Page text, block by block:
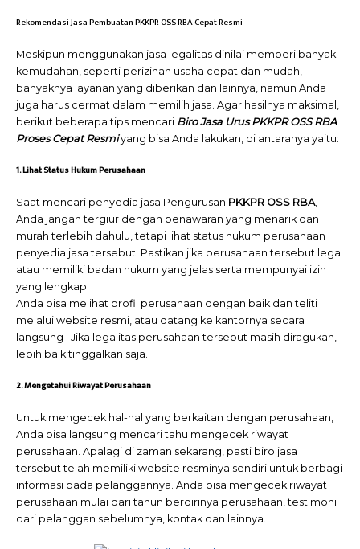
Rekomendasi Jasa Pembuatan PKKPR OSS RBA Cepat Resmi
Meskipun menggunakan jasa legalitas dinilai memberi banyak
kemudahan, seperti perizinan usaha cepat dan mudah,
banyaknya layanan yang diberikan dan lainnya, namun Anda
juga harus cermat dalam memilih jasa. Agar hasilnya maksimal,
berikut beberapa tips mencari Biro Jasa Urus PKKPR OSS RBA
Proses Cepat Resmi yang bisa Anda lakukan, di antaranya yaitu:
1. Lihat Status Hukum Perusahaan
Saat mencari penyedia jasa Pengurusan PKKPR OSS RBA,
Anda jangan tergiur dengan penawaran yang menarik dan
murah terlebih dahulu, tetapi lihat status hukum perusahaan
penyedia jasa tersebut. Pastikan jika perusahaan tersebut legal
atau memiliki badan hukum yang jelas serta mempunyai izin
yang lengkap.
Anda bisa melihat profil perusahaan dengan baik dan teliti
melalui website resmi, atau datang ke kantornya secara
langsung . Jika legalitas perusahaan tersebut masih diragukan,
lebih baik tinggalkan saja.
2. Mengetahui Riwayat Perusahaan
Untuk mengecek hal-hal yang berkaitan dengan perusahaan,
Anda bisa langsung mencari tahu mengecek riwayat
perusahaan. Apalagi di zaman sekarang, pasti biro jasa
tersebut telah memiliki website resminya sendiri untuk berbagi
informasi pada pelanggannya. Anda bisa mengecek riwayat
perusahaan mulai dari tahun berdirinya perusahaan, testimoni
dari pelanggan sebelumnya, kontak dan lainnya.